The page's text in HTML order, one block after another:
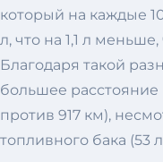
который на каждые
л, что на 1,1 л
Благодаря такой
большее расстояние
против 917 км),
топливного бака (53